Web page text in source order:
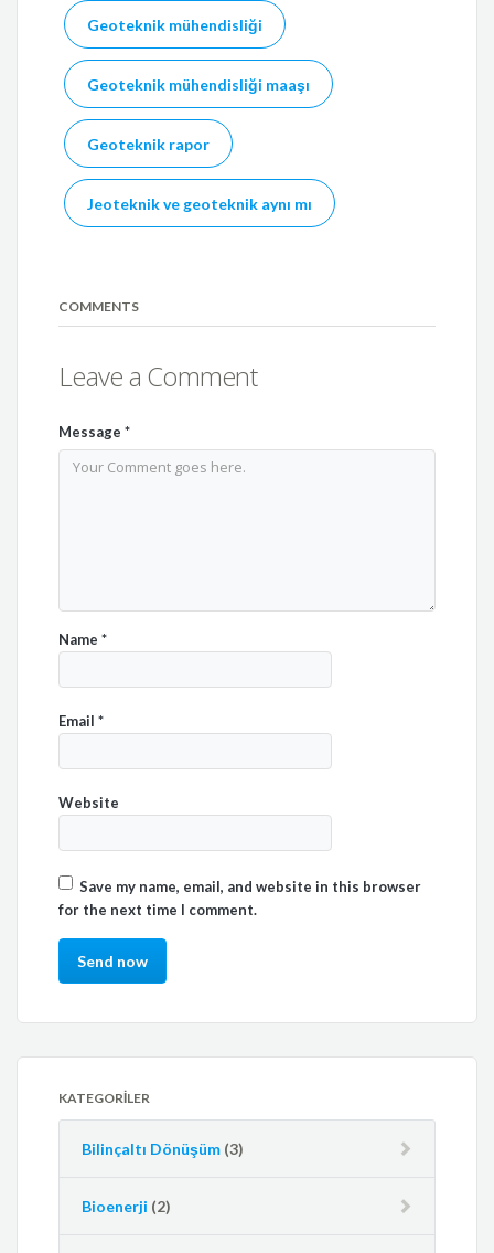
Geoteknik mühendisliği
Geoteknik mühendisliği maaşı
Geoteknik rapor
Jeoteknik ve geoteknik aynı mı
COMMENTS
Leave a Comment
Message*
Name*
Email*
Website
Save my name, email, and website in this browser
for the next time I comment.
KATEGORILER
Bilinçaltı Dönüşüm (3)
Bioenerji (2)